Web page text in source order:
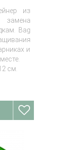
из
замена
Bag
и
см.